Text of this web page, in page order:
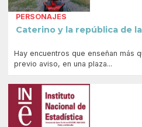
PERSONAJES
Caterino y la república de
Hay encuentros que enseñan más
previo aviso, en una plaza...